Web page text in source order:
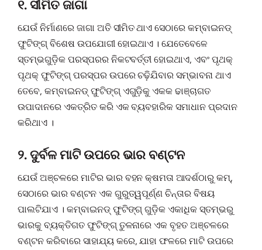
୧. ସୀମିତ ଜାଗା
ଯେଉଁ ନିର୍ମାଣରେ ଜାଗା ଅତି ସୀମିତ ଥାଏ ସେଠାରେ କମ୍ବାଇନଡ୍
ଫୁଟିଙ୍ଗ୍ ବିଶେଷ ଉପଯୋଗୀ ହୋଇଥାଏ । ଯେତେବେଳେ
ସ୍ତମ୍ଭଗୁଡ଼ିକ ପରସ୍ପରର ନିକଟବର୍ତ୍ତୀ ହୋଇଥାଏ, ଏବଂ ପୃଥକ୍
ପୃଥକ୍ ଫୁଟିଙ୍ଗ୍ ପରସ୍ପର ଉପରେ ଚଢ଼ିଯିବାର ସମ୍ଭାବନା ଥାଏ
ତେବେ, କମ୍ବାଇନଡ୍ ଫୁଟିଙ୍ଗ୍ ଏଗୁଡ଼ିକୁ ଏକକ ଢାଞ୍ଚାଗତ
ଉପାଦାନରେ ଏକତ୍ରିତ କରି ଏକ ବ୍ୟବହାରିକ ସମାଧାନ ପ୍ରଦାନ
କରିଥାଏ ।
୨. ଦୁର୍ବଳ ମାଟି ଉପରେ ଭାର ବଣ୍ଟନ
ଯେଉଁ ଅଞ୍ଚଳରେ ମାଟିର ଭାର ବହନ କ୍ଷମତା ଆଦର୍ଶଠାରୁ କମ୍,
ସେଠାରେ ଭାର ବଣ୍ଟନ ଏକ ଗୁରୁତ୍ୱପୂର୍ଣ୍ଣ ଚିନ୍ତାର ବିଷୟ
ପାଲଟିଯାଏ । କମ୍ବାଇନଡ୍ ଫୁଟିଙ୍ଗ୍ ଗୁଡ଼ିକ ଏକାଧିକ ସ୍ତମ୍ଭରୁ
ଭାରକୁ ବ୍ୟକ୍ତିଗତ ଫୁଟିଙ୍ଗ୍ ତୁଳନାରେ ଏକ ବୃହତ ଅଞ୍ଚଳରେ
ବଣ୍ଟନ କରିବାରେ ସାହାଯ୍ୟ କରେ, ଯାହା ଫଳରେ ମାଟି ଉପରେ